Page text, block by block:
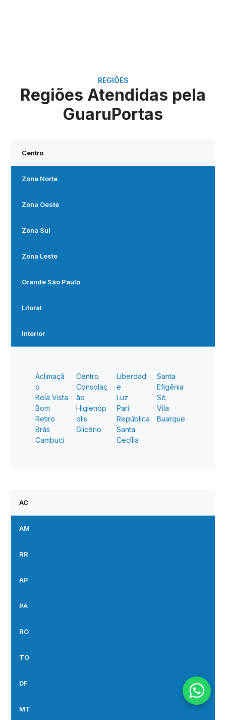
REGIÕES
Regiões Atendidas pela
GuaruPortas
Centro
Zona Norte
Zona Oeste
Zona Sul
Zona Leste
Grande São Paulo
Litoral
Interior
Aclimaçã
o
Bela Vista
Bom
Retiro
Brás
Cambuci
Centro
Consolaç
ão
Higienóp
olis
Glicério
Liberdad
e
Luz
Pari
República
Santa
Cecília
Santa
Efigênia
Sé
Vila
Buarque
AC
AM
RR
AP
PA
RO
TO
DF
MT